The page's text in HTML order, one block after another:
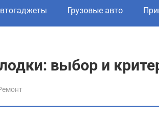
Грузовые авто
выбор и